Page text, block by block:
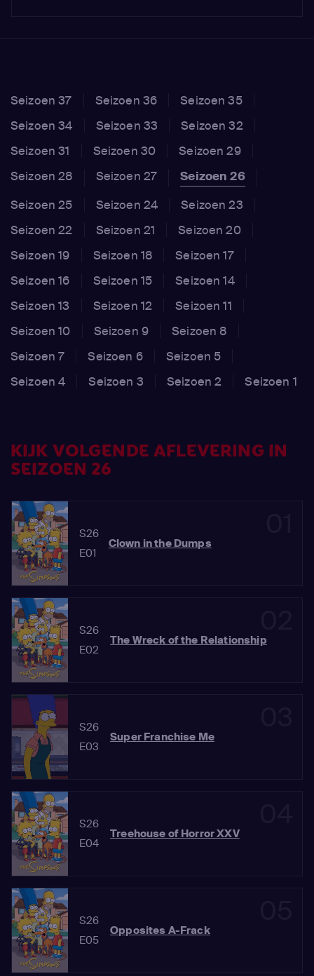
Seizoen 37 Seizoen 36
Seizoen 35
Seizoen 34
Seizoen 33
Seizoen 32
Seizoen 31
Seizoen 30
Seizoen 29
Seizoen 28
Seizoen 27
Seizoen 26
Seizoen 25
Seizoen 24
Seizoen 23
Seizoen 22
Seizoen 21
Seizoen 20
Seizoen 19
Seizoen 18
Seizoen 17
Seizoen 16
Seizoen 15
Seizoen 14
Seizoen 13
Seizoen 12
Seizoen 11
Seizoen 10
Seizoen 9
Seizoen 8
Seizoen 7
Seizoen 6
Seizoen 5
Seizoen 4
Seizoen 3 Seizoen 2 Seizoen 1
KIJK VOLGENDE AFLEVERING IN
SEIZOEN 26
S26
E01
Clown in the Dumps
S26
E02
The Wreck of the Relationship
S26
E03
Super Franchise Me
S26
E04
Treehouse of Horror XXV
S26
E05
Opposites A-Frack